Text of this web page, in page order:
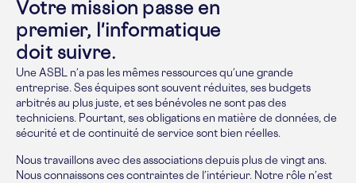
Votre mission passe en
premier, l'informatique
doit suivre.
Une ASBL n’a pas les mêmes ressources qu’une grande
entreprise. Ses équipes sont souvent réduites, ses budgets
arbitrés au plus juste, et ses bénévoles ne sont pas des
techniciens. Pourtant, ses obligations en matière de données, de
sécurité et de continuité de service sont bien réelles.
Nous travaillons avec des associations depuis plus de vingt ans.
Nous connaissons ces contraintes de l’intérieur. Notre rôle n’est